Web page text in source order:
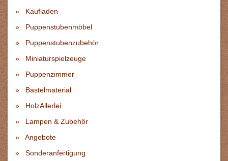
Kaufladen
Puppenstubenmöbel
Puppenstubenzubehör
Miniaturspielzeuge
Puppenzimmer
Bastelmaterial
HolzAllerlei
Lampen & Zubehör
Angebote
Sonderanfertigung